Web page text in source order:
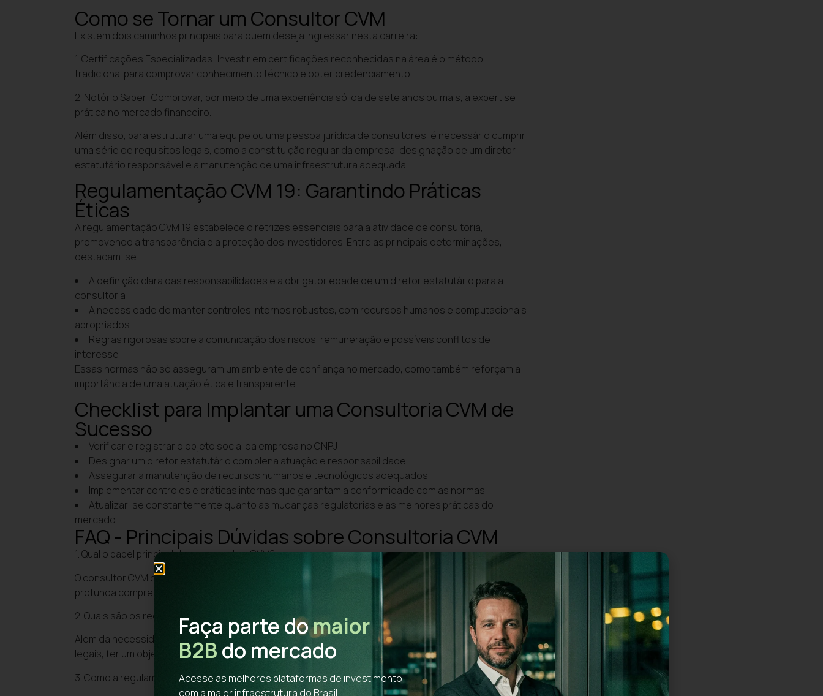
Como se Tornar um Consultor CVM
Existem dois caminhos principais para quem deseja ingressar nesta carreira:
1. Certificações Especializadas: Investir em certificações reconhecidas na área é o método
tradicional para comprovar conhecimento técnico e obter credenciamento.
2. Notório Saber: Comprovar, por meio de uma experiência sólida de sete anos ou mais, a expertise
prática no mercado financeiro.
Além disso, para estruturar uma equipe ou uma pessoa jurídica de consultores, é necessário cumprir
uma série de requisitos legais, como a constituição regular da empresa, designação de um diretor
estatutário responsável e a manutenção de uma infraestrutura adequada.
Regulamentação CVM 19: Garantindo Práticas
Éticas
A regulamentação CVM 19 estabelece diretrizes essenciais para a atividade de consultoria,
promovendo a transparência e a proteção dos investidores. Entre as principais determinações,
destacam-se:
A definição clara das responsabilidades e a obrigatoriedade de um diretor estatutário para a
consultoria
A necessidade de manter controles internos robustos, com recursos humanos e computacionais
apropriados
Regras rigorosas sobre a comunicação dos riscos, remuneração e possíveis conflitos de
interesse
Essas normas não só asseguram um ambiente de confiança no mercado, como também reforçam a
importância de uma atuação ética e transparente.
Checklist para Implantar uma Consultoria CVM de
Sucesso
Verificar e registrar o objeto social da empresa no CNPJ
Designar um diretor estatutário com plena atuação e responsabilidade
Assegurar a manutenção de recursos humanos e tecnológicos adequados
Implementar controles e práticas internas que garantam a conformidade com as normas
Atualizar-se constantemente quanto às mudanças regulatórias e às melhores práticas do
mercado
FAQ - Principais Dúvidas sobre Consultoria CVM
1. Qual o papel principal de um consultor CVM?
O consultor CVM orienta investidores por meio de recomendações personalizadas, apoiado por uma
profunda compreensão do mercado financeiro e das normas regulatórias.
2. Quais são os requisitos para constituir uma equipe de consultoria CVM?
Além da necessidade de certificações ou comprovada experiência, é essencial cumprir os requisitos
legais, ter um objeto social adequado e manter uma estrutura interna robusta.
3. Como a regulamentação CVM 19 contribui para a proteção dos investidores?
Faça parte domaior
B2Bdo mercado
Acesse as melhores plataformas de investimento
com a maior infraestrutura do Brasil